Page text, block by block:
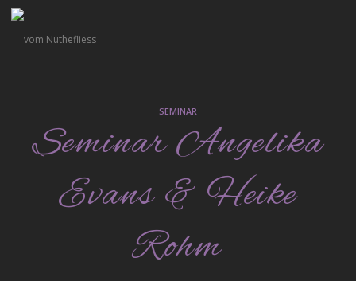
SEMINAR
Seminar Angelika
Evans & Heike
Rohm